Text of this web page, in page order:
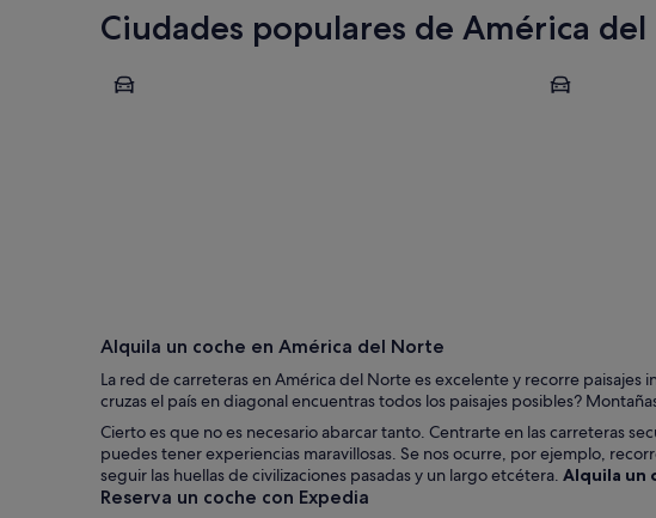
Ciudades populares de América
Chicago Nueva York
Alquila un coche en América del Norte
La red de carreteras en América del Norte es excelente y recorre paisajes
cruzas el país en diagonal encuentras todos los paisajes posibles?
Cierto es que no es necesario abarcar tanto. Centrarte en las carreteras
puedes tener experiencias maravillosas. Se nos ocurre, por ejemplo,
seguir las huellas de civilizaciones pasadas y un largo etcétera. Alquila un
Reserva un coche con Expedia